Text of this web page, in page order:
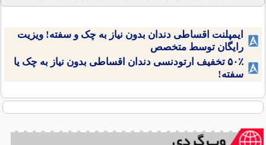
ایمپلنت اقساطی دندان بدون نیاز به چک و سفته! ویزیت
رایگان توسط متخصص
۵۰٪ تخفیف ارتودنسی دندان اقساطی بدون نیاز به چک یا
سفته!